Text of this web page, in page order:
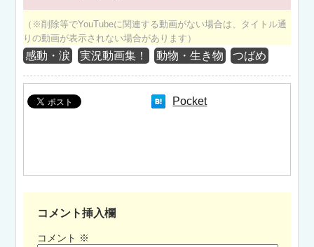
（※削除等でYouTubeに関連する動画がない場合は、タイトル通
りの動画が表示されない場合があります）
感動・涙 実況動画集！ 動物・生き物 つばめ
Pocket
コメント挿入欄
コメント ※